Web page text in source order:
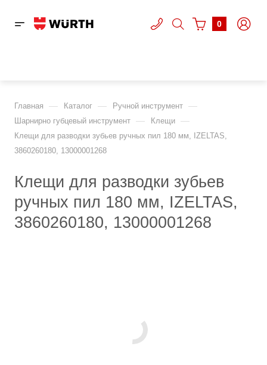
0
Главная — Каталог — Ручной инструмент —
Шарнирно губцевый инструмент — Клещи —
Клещи для разводки зубьев ручных пил 180 мм, IZELTAS,
3860260180, 13000001268
Клещи для разводки зубьев
ручных пил 180 мм, IZELTAS,
3860260180, 13000001268